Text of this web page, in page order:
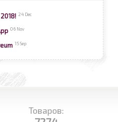
24 Dec
06 Nov
15 Sep
Товаров: